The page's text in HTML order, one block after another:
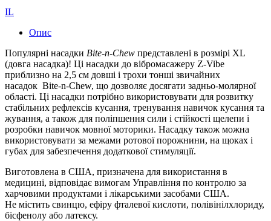
IL
Опис
Популярні насадки Bite-n-Chew представлені в розмірі XL
(довга насадка)! Ці насадки до вібромасажеру Z-Vibe
приблизно на 2,5 см довші і трохи тонші звичайних
насадок Bite-n-Chew, що дозволяє досягати задньо-молярної
області. Ці насадки потрібно використовувати для розвитку
стабільних рефлексів кусання, тренування навичок кусання та
жування, а також для поліпшення сили і стійкості щелепи і
розробки навичок мовної моторики. Насадку також можна
використовувати за межами ротової порожнини, на щоках і
губах для забезпечення додаткової стимуляції.
Виготовлена ​​в США, призначена для використання в
медицині, відповідає вимогам Управління по контролю за
харчовими продуктами і лікарськими засобами США.
Не містить свинцю, ефіру фталевої кислоти, полівінілхлориду,
бісфенолу або латексу.